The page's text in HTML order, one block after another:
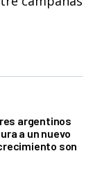
argentinos
a un nuevo
son